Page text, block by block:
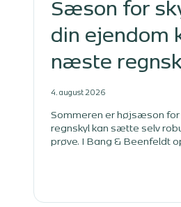
Sæson for
din ejendom
næste
4. august 2026
Sommeren er højsæson
regnskyl kan sætte selv
prøve. I Bang & Beenfeldt